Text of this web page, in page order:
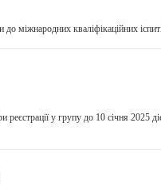
міжнародних кваліфікаційних
у групу до 10 січня 2025